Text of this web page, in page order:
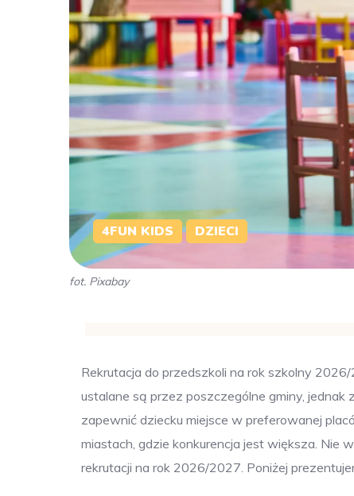
fot. Pixabay
4FUN KIDS DZIECI
Rekrutacja do przedszkoli na rok szkolny
ustalane są przez poszczególne gminy,
zapewnić dziecku miejsce w preferowanej
miastach, gdzie konkurencja jest większa. Nie
rekrutacji na rok 2026/2027. Poniżej